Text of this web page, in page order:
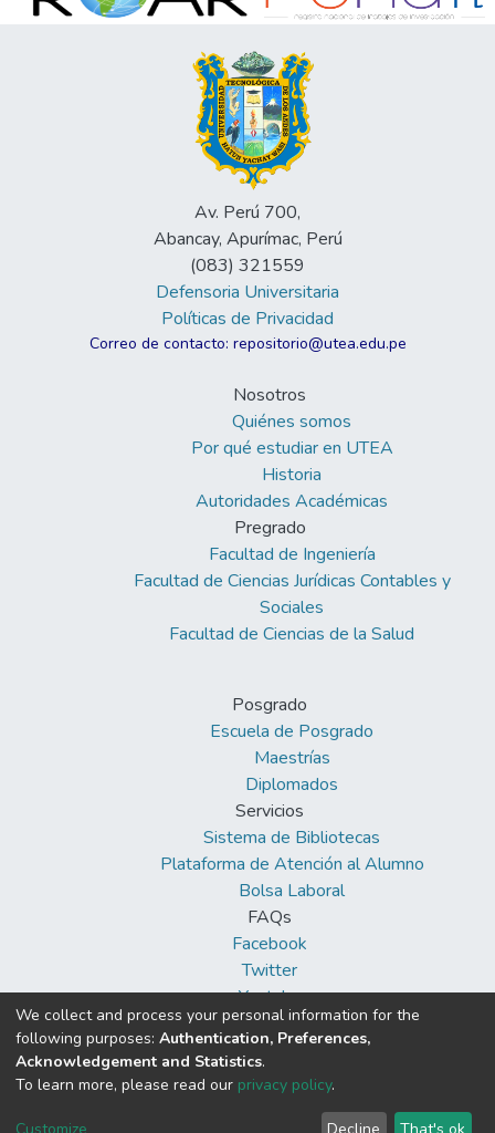
Av. Perú 700,
Abancay, Apurímac, Perú
(083) 321559
Defensoria Universitaria
Políticas de Privacidad
Correo de contacto: repositorio@utea.edu.pe
Nosotros
Quiénes somos
Por qué estudiar en UTEA
Historia
Autoridades Académicas
Pregrado
Facultad de Ingeniería
Facultad de Ciencias Jurídicas Contables y
Sociales
Facultad de Ciencias de la Salud
Posgrado
Escuela de Posgrado
Maestrías
Diplomados
Servicios
Sistema de Bibliotecas
Plataforma de Atención al Alumno
Bolsa Laboral
FAQs
Facebook
Twitter
Youtube
DSpace software copyright © 2002-2026
Cookie End User Send
We collect and process your personal information for the
following purposes: Authentication, Preferences,
Acknowledgement and Statistics.
To learn more, please read our privacy policy.